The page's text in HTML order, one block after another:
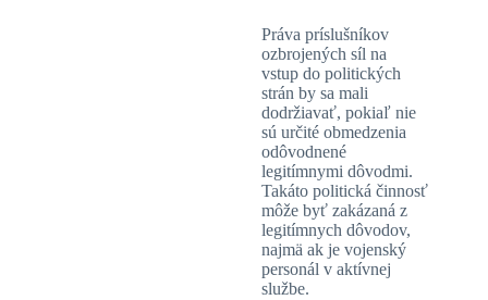
Práva príslušníkov
ozbrojených síl na
vstup do politických
strán by sa mali
dodržiavať, pokiaľ nie
sú určité obmedzenia
odôvodnené
legitímnymi dôvodmi.
Takáto politická činnosť
môže byť zakázaná z
legitímnych dôvodov,
najmä ak je vojenský
personál v aktívnej
službe.